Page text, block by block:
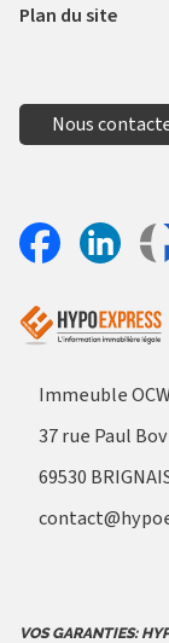
Plan du site
Nous
Immeuble
37 rue Paul
69530
VOS GARANTIES: